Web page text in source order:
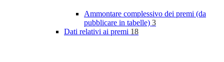
Ammontare complessivo dei premi (da
pubblicare in tabelle) 3
Dati relativi ai premi 18